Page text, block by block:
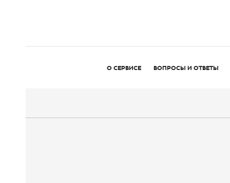
О СЕРВИСЕ ВОПРОСЫ И ОТВЕТЫ